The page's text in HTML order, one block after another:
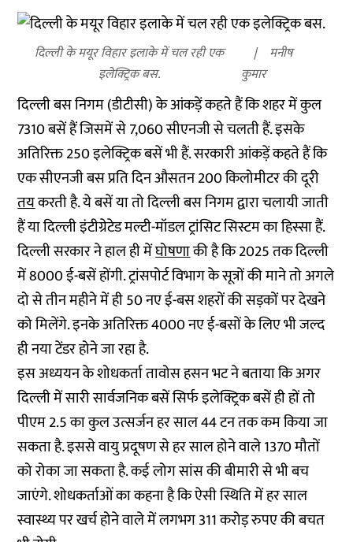
दिल्ली के मयूर विहार इलाके में चल रही एक
इलेक्ट्रिक बस.
मनीष
कुमार
दिल्ली बस निगम (डीटीसी) के आंकड़ें कहते हैं कि शहर में कुल
7310 बसें हैं जिसमें से 7,060 सीएनजी से चलती हैं. इसके
अतिरिक्त 250 इलेक्ट्रिक बसें भी हैं. सरकारी आंकड़ें कहते हैं कि
एक सीएनजी बस प्रति दिन औसतन 200 किलोमीटर की दूरी
तयकरती है. ये बसें या तो दिल्ली बस निगम द्वारा चलायी जाती
हैं या दिल्ली इंटीग्रेटेड मल्टी-मॉडल ट्रांसिट सिस्टम का हिस्सा हैं.
दिल्ली सरकार ने हाल ही मेंघोषणाकी है कि 2025 तक दिल्ली
में 8000 ई-बसें होंगी. ट्रांसपोर्ट विभाग के सूत्रों की माने तो अगले
दो से तीन महीने में ही 50 नए ई-बस शहरों की सड़कों पर देखने
को मिलेंगे. इनके अतिरिक्त 4000 नए ई-बसों के लिए भी जल्द
ही नया टेंडर होने जा रहा है.
इस अध्ययन के शोधकर्ता तावोस हसन भट ने बताया कि अगर
दिल्ली में सारी सार्वजनिक बसें सिर्फ इलेक्ट्रिक बसें ही हों तो
पीएम 2.5 का कुल उत्सर्जन हर साल 44 टन तक कम किया जा
सकता है. इससे वायु प्रदूषण से हर साल होने वाले 1370 मौतों
को रोका जा सकता है. कई लोग सांस की बीमारी से भी बच
जाएंगे. शोधकर्ताओं का कहना है कि ऐसी स्थिति में हर साल
स्वास्थ्य पर खर्च होने वाले में लगभग 311 करोड़ रुपए की बचत